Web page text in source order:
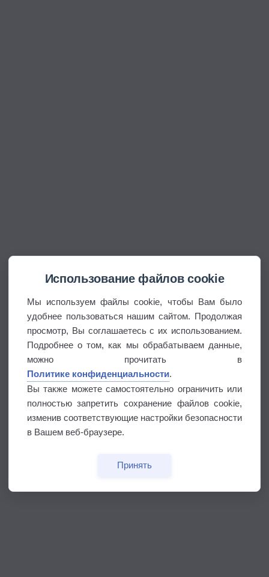
Использование файлов cookie
Мы используем файлы cookie, чтобы Вам было
удобнее пользоваться нашим сайтом. Продолжая
просмотр, Вы соглашаетесь с их использованием.
Подробнее о том, как мы обрабатываем данные,
можно прочитать в
Политике конфиденциальности.
Вы также можете самостоятельно ограничить или
полностью запретить сохранение файлов cookie,
изменив соответствующие настройки безопасности
в Вашем веб-браузере.
Принять